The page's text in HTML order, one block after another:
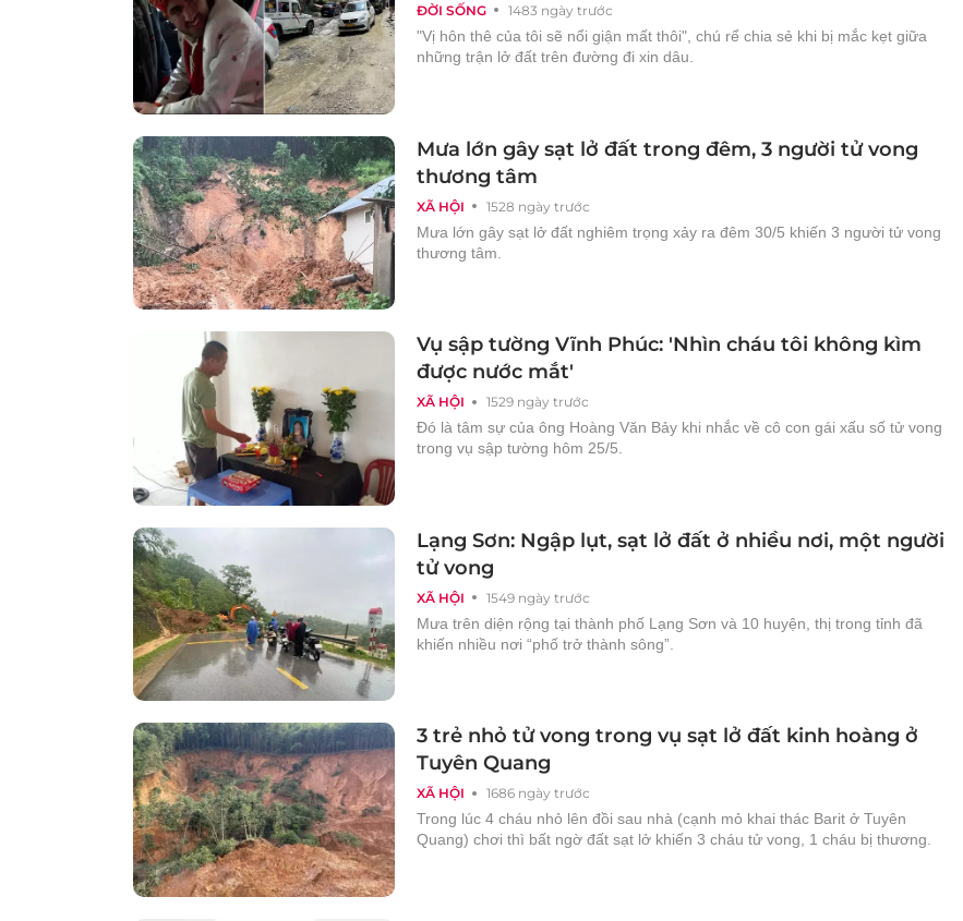
ĐỜI SỐNG 1483 ngày trước
"Vị hôn thê của tôi sẽ nổi giận mất thôi", chú rể chia sẻ khi bị mắc kẹt giữa
những trận lở đất trên đường đi xin dâu.
XÃ HỘI 1528 ngày trước
Mưa lớn gây sạt lở đất trong đêm, 3 người tử vong
thương tâm
Mưa lớn gây sạt lở đất nghiêm trọng xảy ra đêm 30/5 khiến 3 người tử vong
thương tâm.
XÃ HỘI 1529 ngày trước
Vụ sập tường Vĩnh Phúc: 'Nhìn cháu tôi không kìm
được nước mắt'
Đó là tâm sự của ông Hoàng Văn Bảy khi nhắc về cô con gái xấu số tử vong
trong vụ sập tường hôm 25/5.
XÃ HỘI 1549 ngày trước
Lạng Sơn: Ngập lụt, sạt lở đất ở nhiều nơi, một người
tử vong
Mưa trên diện rộng tại thành phố Lạng Sơn và 10 huyện, thị trong tỉnh đã
khiến nhiều nơi “phố trở thành sông”.
XÃ HỘI 1686 ngày trước
3 trẻ nhỏ tử vong trong vụ sạt lở đất kinh hoàng ở
Tuyên Quang
Trong lúc 4 cháu nhỏ lên đồi sau nhà (cạnh mỏ khai thác Barit ở Tuyên
Quang) chơi thì bất ngờ đất sạt lở khiến 3 cháu tử vong, 1 cháu bị thương.